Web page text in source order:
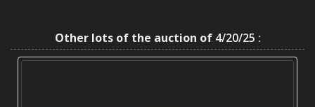
Other lots of the auction of4/20/25 :